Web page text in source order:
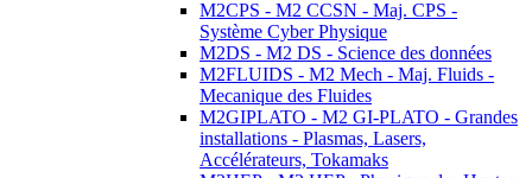
M2CPS - M2 CCSN - Maj. CPS -
Système Cyber Physique
M2DS - M2 DS - Science des données
M2FLUIDS - M2 Mech - Maj. Fluids -
Mecanique des Fluides
M2GIPLATO - M2 GI-PLATO - Grandes
installations - Plasmas, Lasers,
Accélérateurs, Tokamaks